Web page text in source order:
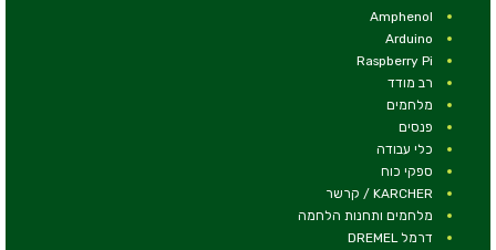
Amphenol
Arduino
Raspberry Pi
רב מודד
מלחמים
פנסים
כלי עבודה
ספקי כוח
KARCHER / קרשר
מלחמים ותחנות הלחמה
דרמל DREMEL